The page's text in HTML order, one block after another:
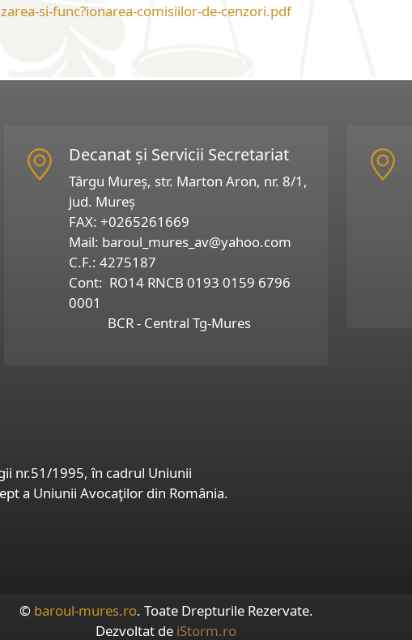
si-func?ionarea-comisiilor-de-cenzori.pdf
Decanat și Servicii Secretariat
Târgu Mureș, str. Marton Aron, nr. 8/1,
jud. Mureș
FAX: +0265261669
Mail: baroul_mures_av@yahoo.com
C.F.: 4275187
Cont: RO14 RNCB 0193 0159 6796
0001
BCR - Central Tg-Mures
nr.51/1995, în cadrul Uniunii
a Uniunii Avocaţilor din România.
© baroul-mures.ro. Toate Drepturile Rezervate.
Dezvoltat de iStorm.ro